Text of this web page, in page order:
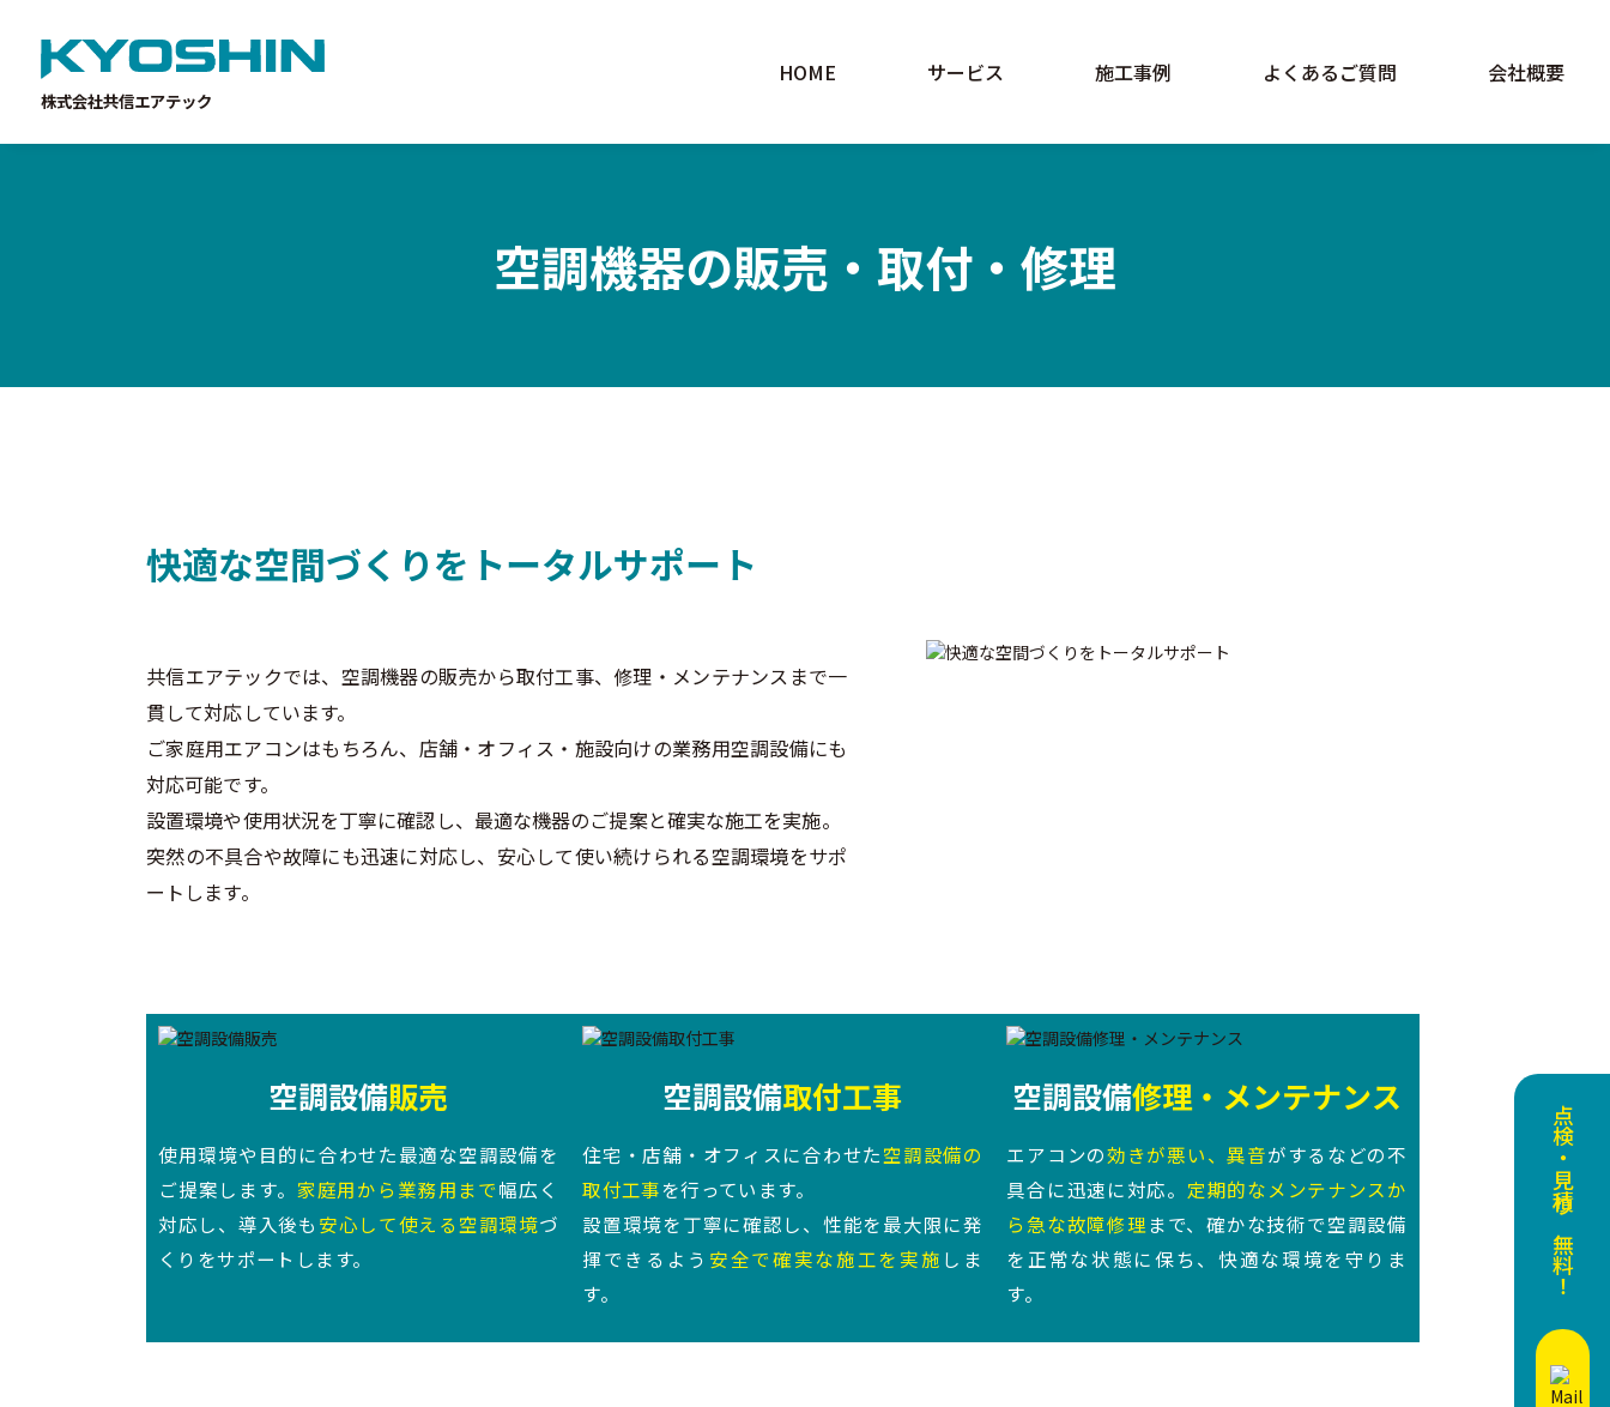
株式会社共信エアテック
HOME サービス 施工事例 よくあるご質問 会社概要
点検・見積り無料！
空調機器の販売・取付・修理
快適な空間づくりをトータルサポート
共信エアテックでは、空調機器の販売から取付工事、修理・メンテナンスまで一
貫して対応しています。
ご家庭用エアコンはもちろん、店舗・オフィス・施設向けの業務用空調設備にも
対応可能です。
設置環境や使用状況を丁寧に確認し、最適な機器のご提案と確実な施工を実施。
突然の不具合や故障にも迅速に対応し、安心して使い続けられる空調環境をサポ
ートします。
空調設備販売
使用環境や目的に合わせた最適な空調設備を
ご提案します。 家庭用から業務用まで幅広く
対応し、導入後も 安心して使える空調環境づ
くりをサポートします。
空調設備取付工事
住宅・店舗・オフィスに合わせた空調設備の
取付工事を行っています。
設置環境を丁寧に確認し、性能を最大限に発
揮できるよう 安全で確実な施工を実施 しま
す。
空調設備修理・メンテナンス
エアコンの効きが悪い、異音がするなどの不
具合に迅速に対応。 定期的なメンテナンスか
ら急な故障修理まで、確かな技術で空調設備
を正常な状態に保ち、快適な環境を守りま
す。